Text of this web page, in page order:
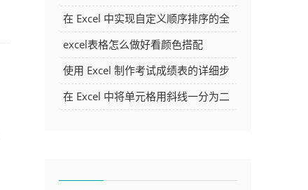
时都显示表头的方法详解
在 Excel 中实现自定义顺序排序的全
面指南
excel表格怎么做好看颜色搭配
使用 Excel 制作考试成绩表的详细步
骤及技巧
在 Excel 中将单元格用斜线一分为二